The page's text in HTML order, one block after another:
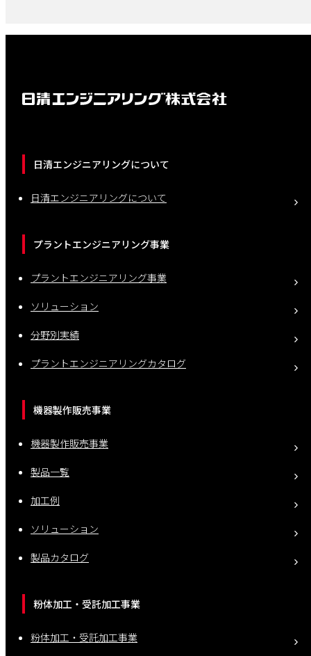
日清エンジニアリングについて
日清エンジニアリングについて
プラントエンジニアリング事業
プラントエンジニアリング事業
ソリューション
分野別実績
プラントエンジニアリングカタログ
機器製作販売事業
機器製作販売事業
製品一覧
加工例
ソリューション
製品カタログ
粉体加工・受託加工事業
粉体加工・受託加工事業